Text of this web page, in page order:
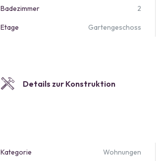
Badezimmer 2
Etage Gartengeschoss
Details zur Konstruktion
Kategorie Wohnungen